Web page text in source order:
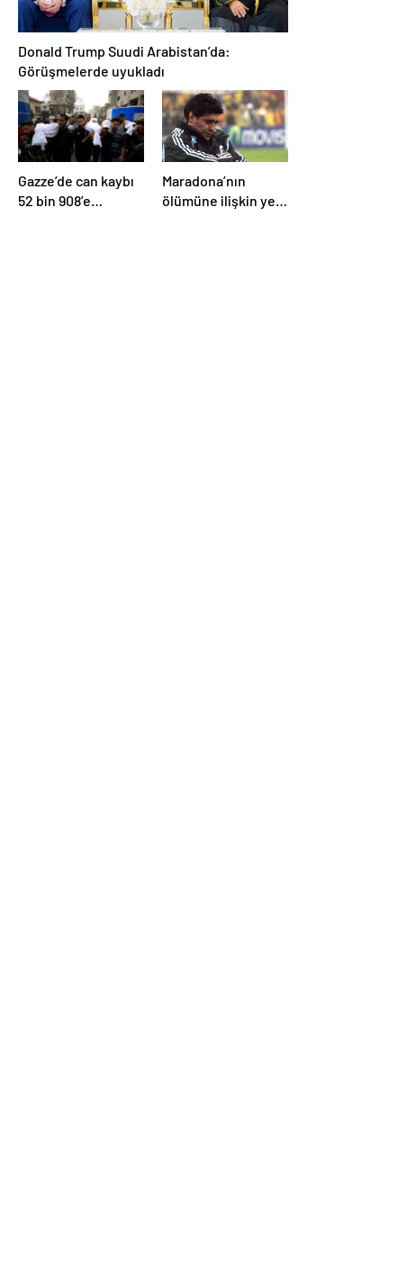
Donald Trump Suudi Arabistan’da:
Görüşmelerde uyukladı
Gazze’de can kaybı
52 bin 908’e
Maradona’nın
ölümüne ilişkin yeni